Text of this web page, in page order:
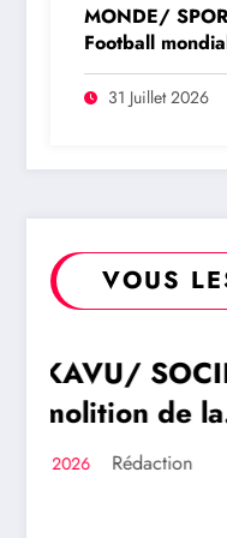
MONDE/
Football
l’UEFA menace
boycotter les
de la Coupe du
31 Juillet 2026
VOUS
SÉCURITÉ
GOMA/
Kinshasa
l’expulsion
1 août 2026